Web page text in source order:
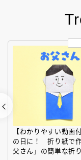
【わかりやすい動画
の日に！ 折り紙で
父さん」の簡単な折